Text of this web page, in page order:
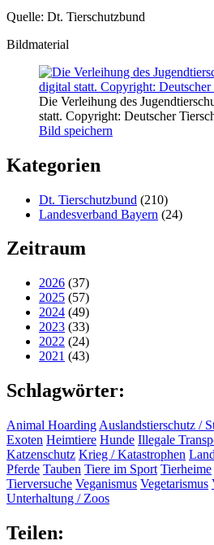
Quelle: Dt. Tierschutzbund
Bildmaterial
Die Verleihung des
statt. Copyright: Deutscher
Bild speichern
Kategorien
Dt. Tierschutzbund (210)
Landesverband Bayern (24)
Zeitraum
2026 (37)
2025 (57)
2024 (49)
2023 (33)
2022 (24)
2021 (43)
Schlagwörter:
Animal Hoarding Auslandstierschutz /
Exoten Heimtiere Hunde Illegale
Katzenschutz Krieg / Katastrophen
Pferde Tauben Tiere im Sport Tierheime
Tierversuche Veganismus Vegetarismus
Unterhaltung / Zoos
Teilen: